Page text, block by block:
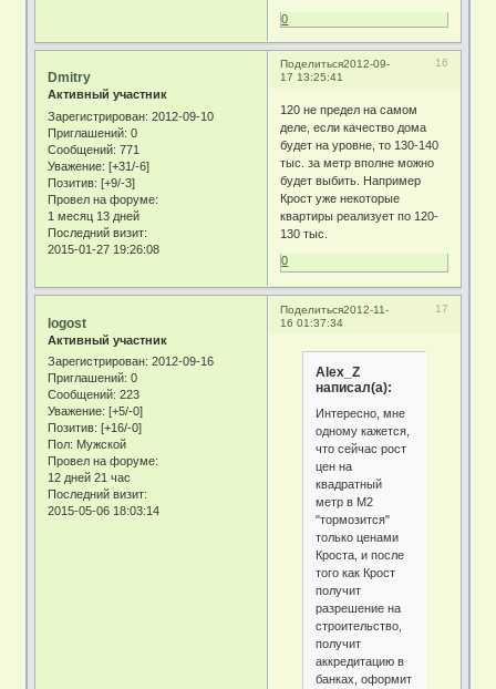
0
Поделиться 16
2012-09-
17 13:25:41
Dmitry
Активный участник
Зарегистрирован: 2012-09-10
Приглашений: 0
Сообщений: 771
Уважение: [+31/-6]
Позитив: [+9/-3]
Провел на форуме:
1 месяц 13 дней
Последний визит:
2015-01-27 19:26:08
120 не предел на самом
деле, если качество дома
будет на уровне, то 130-140
тыс. за метр вполне можно
будет выбить. Например
Крост уже некоторые
квартиры реализует по 120-
130 тыс.
0
Поделиться 17
2012-11-
16 01:37:34
logost
Активный участник
Зарегистрирован: 2012-09-16
Приглашений: 0
Сообщений: 223
Уважение: [+5/-0]
Позитив: [+16/-0]
Пол: Мужской
Провел на форуме:
12 дней 21 час
Последний визит:
2015-05-06 18:03:14
Alex_Z
написал(а):
Интересно, мне
одному кажется,
что сейчас рост
цен на
квадратный
метр в М2
"тормозится"
только ценами
Кроста, и после
того как Крост
получит
разрешение на
строительство,
получит
аккредитацию в
банках, оформит